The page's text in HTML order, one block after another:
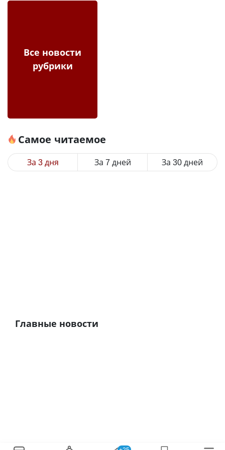
Все новости
рубрики
Самое читаемое
За 3 дня За 7 дней За 30 дней
Главные новости